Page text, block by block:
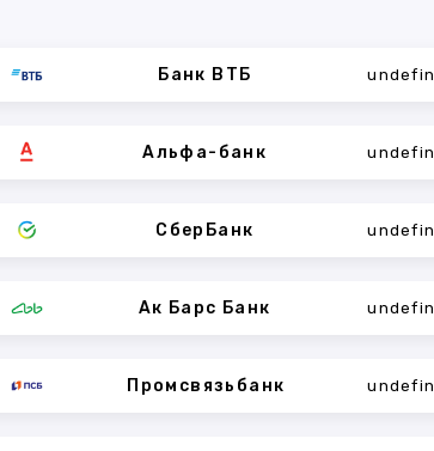
Банк ВТБ
Альфа-банк
СберБанк
Ак Барс Банк
Промсвязьбанк